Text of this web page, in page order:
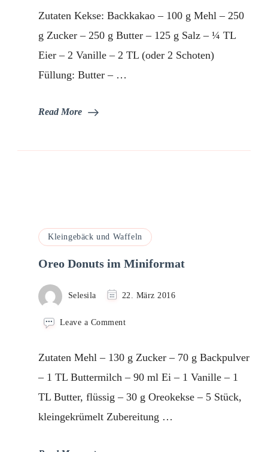
Creme
Zutaten Kekse: Backkakao – 100 g Mehl – 250
g Zucker – 250 g Butter – 125 g Salz – ¼ TL
Eier – 2 Vanille – 2 TL (oder 2 Schoten)
Füllung: Butter – …
Read More
Kleingebäck und Waffeln
Oreo Donuts im Miniformat
Selesila 22. März 2016
Leave a Commenton
im
Miniformat
Zutaten Mehl – 130 g Zucker – 70 g Backpulver
– 1 TL Buttermilch – 90 ml Ei – 1 Vanille – 1
TL Butter, flüssig – 30 g Oreokekse – 5 Stück,
kleingekrümelt Zubereitung …